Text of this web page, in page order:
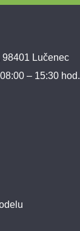
Lučenec
– 15:30 hod.